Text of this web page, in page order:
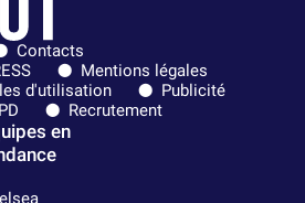
Contacts
Mentions légales
d'utilisation
Publicité
Recrutement
en